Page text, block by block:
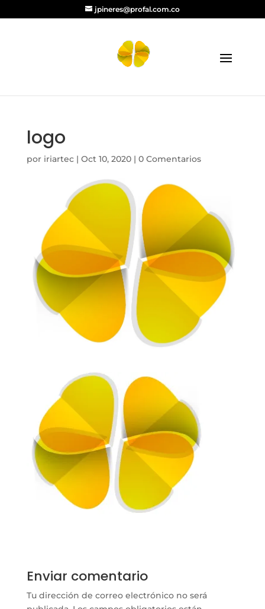
jpineres@profal.com.co
logo
por iriartec| Oct 10, 2020| 0 Comentarios
Enviar comentario
Tu dirección de correo electrónico no será